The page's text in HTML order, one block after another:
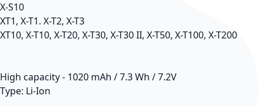
X-S10
XT1, X-T1. X-T2, X-T3
XT10, X-T10, X-T20, X-T30, X-T30 II, X-T50, X-T100, X-T200
High capacity - 1020 mAh / 7.3 Wh / 7.2V
Type: Li-Ion